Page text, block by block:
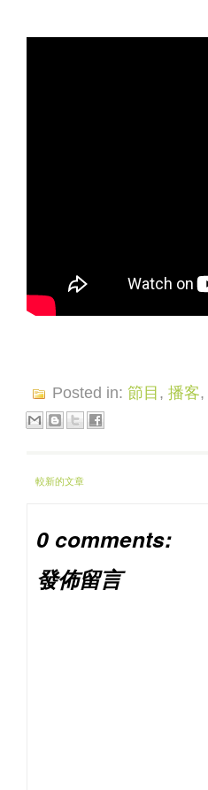
Posted in: 節目, 播客,
較新的文章
0 comments:
發佈留言